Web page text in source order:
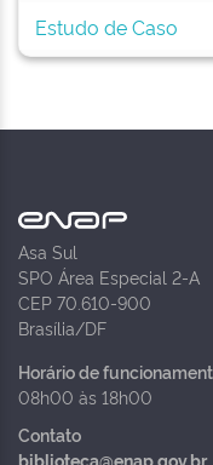
Estudo de Caso
Asa Sul
SPO Área Especial 2-A
CEP 70.610-900
Brasília/DF
Horário de
08h00 às 18h00
Contato
biblioteca@enap.gov.br